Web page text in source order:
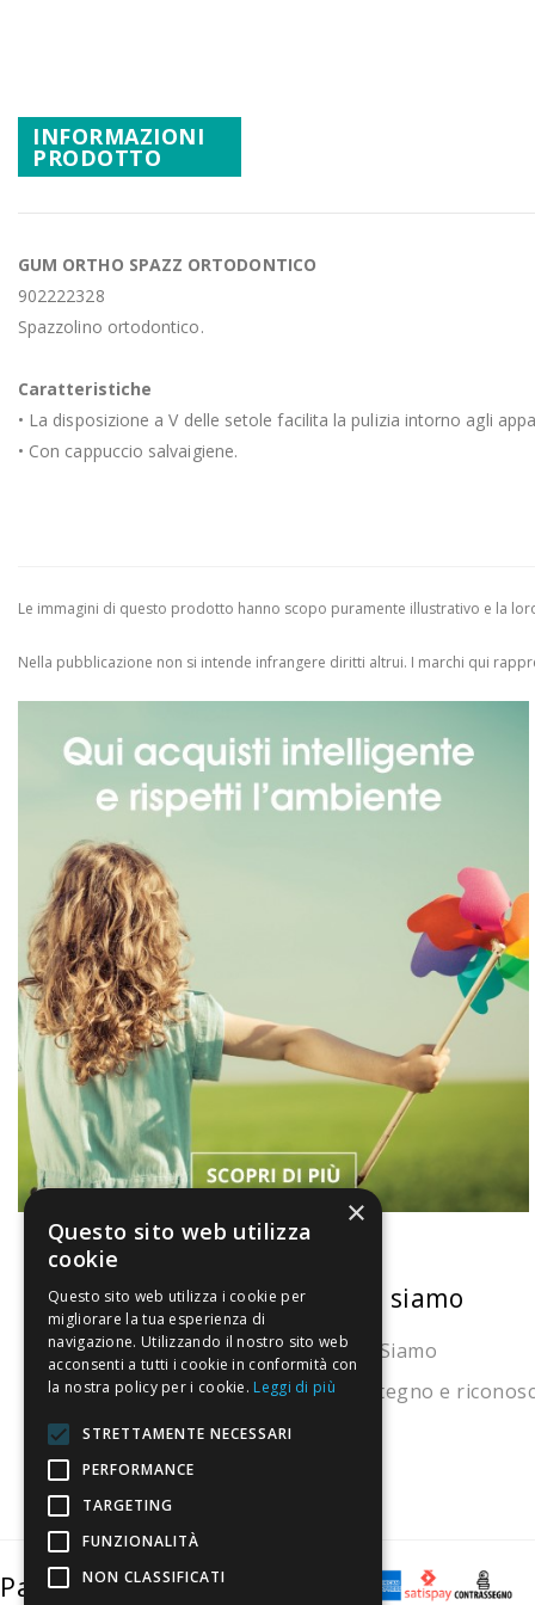
immagini
INFORMAZIONI
PRODOTTO
GUM ORTHO SPAZZ ORTODONTICO
902222328
Spazzolino ortodontico.
Caratteristiche
• La disposizione a V delle setole facilita la pulizia intorno agli
• Con cappuccio salvaigiene.
Le immagini di questo prodotto hanno scopo puramente illustrativo e la
Nella pubblicazione non si intende infrangere diritti altrui. I marchi qui
La nostra convenienza
Il risparmio che fa ambiente
Il nostro manifesto
Il blog
Perché fidarti
Vendi con noi
Chi siamo
Chi Siamo
Sostegno e
Pagamenti sicuri
×
Questo sito web utilizza
cookie
Questo sito web utilizza i cookie per
migliorare la tua esperienza di
navigazione. Utilizzando il nostro sito web
acconsenti a tutti i cookie in conformità con
la nostra policy per i cookie. Leggi di più
STRETTAMENTE NECESSARI
PERFORMANCE
TARGETING
FUNZIONALITÀ
NON CLASSIFICATI